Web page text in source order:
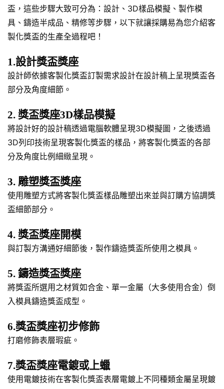
盃，這些步驟大致可分為：設計、3D樣品模擬、製作模
具、鑄造半成品、精修等步驟，以下就讓採購易為您介紹客
製化獎盃的生產全過程吧！
1.設計獎盃獎座
設計師依據客製化獎盃訂製需求設計在設計稿上呈現獎盃各
部分及角度細節。
2. 獎盃獎座3D樣品模擬
將設計好的設計稿透過電腦軟體呈現3D模擬圖，之後透過
3D列印技術呈現客製化獎盃的樣品，將客製化獎盃的各部
分及角度比例細緻呈現。
3. 雕塑獎盃獎座
使用雕塑方式將客製化獎盃樣品雕塑出來並與訂購方協調獎
盃細節部分。
4. 獎盃獎座開模
與訂製方溝通好細節後，製作鑄造獎盃所使用之模具。
5. 鑄造獎盃獎座
將獎盃所選用之材質如合金、單一金屬（大多使用合金）倒
入模具鑄造獎盃成型。
6.獎盃獎座初步修飾
打磨修飾表層瑕疵。
7.獎盃獎座電鍍或上蠟
使用電鍍技術在客製化獎盃表層電鍍上不同種類金屬呈現鍍